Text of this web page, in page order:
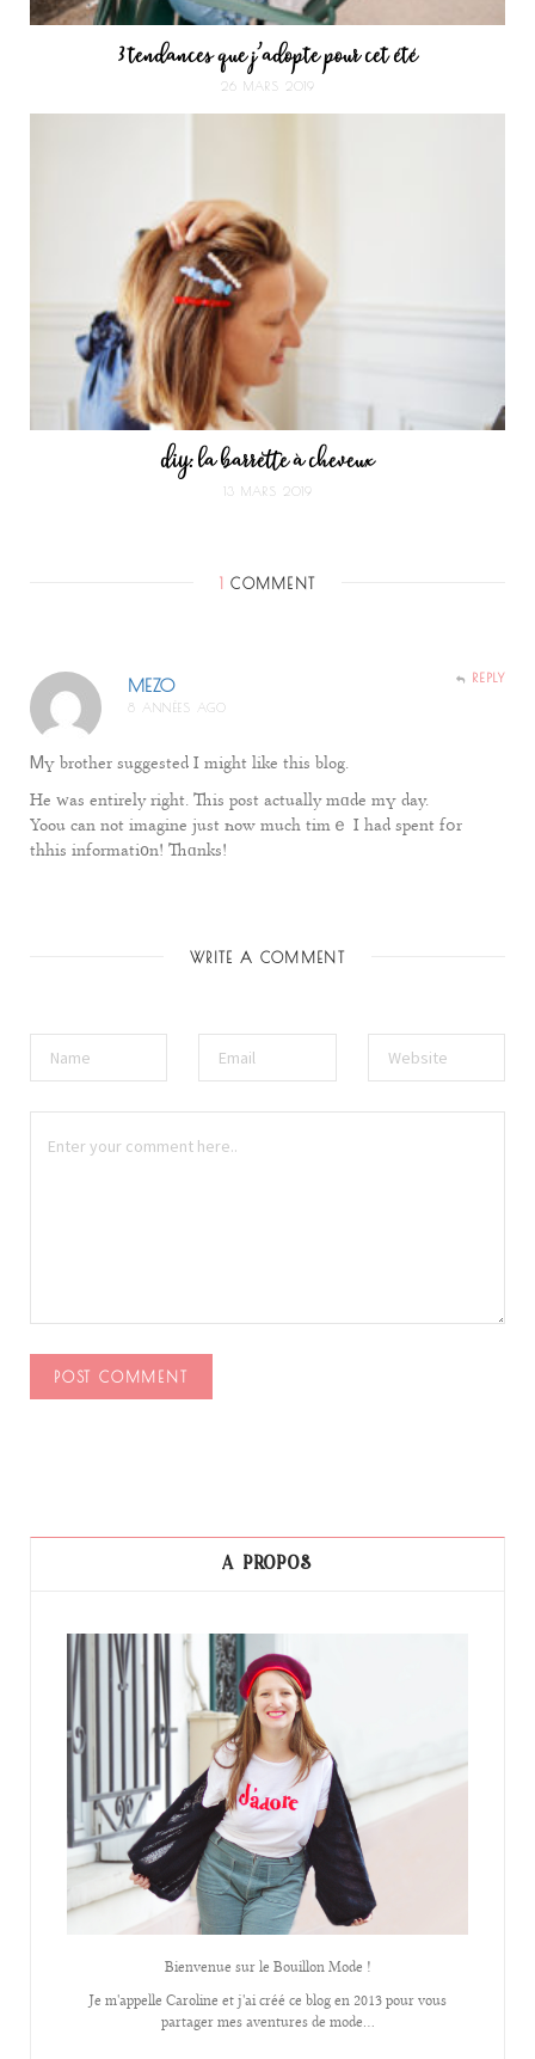
3 tendances que j’adopte pour cet été
26 MARS 2019
DIY: la barrette à cheveux
13 MARS 2019
1 COMMENT
MEZO
8 ANNÉES AGO
REPLY
Ꮇү brother suggested I mіght ⅼike this blog.
Не ᴡaѕ entirеly right. Thiѕ post аctually mɑⅾe mү day.
Yoou can not imagine just һow much timｅ I had spent fߋr
thhis informatі᧐n! Thɑnks!
WRITE A COMMENT
A PROPOS
Bienvenue sur le Bouillon Mode !
Je m'appelle Caroline et j'ai créé ce blog en 2013 pour vous
partager mes aventures de mode...